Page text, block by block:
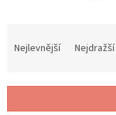
í
Nejlevnější Nejdražší